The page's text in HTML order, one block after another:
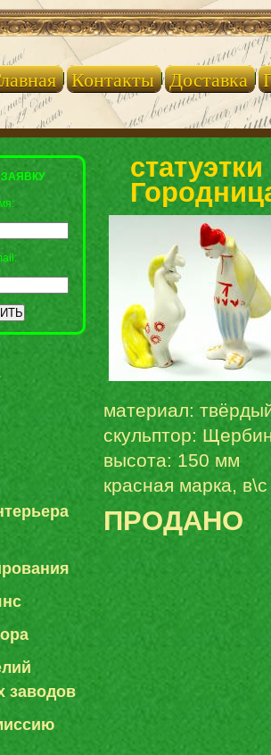
Контакты Доставка
заводов
материал:
скульптор:
высота: 150 мм
красная марка, в\с
ПРОДАНО